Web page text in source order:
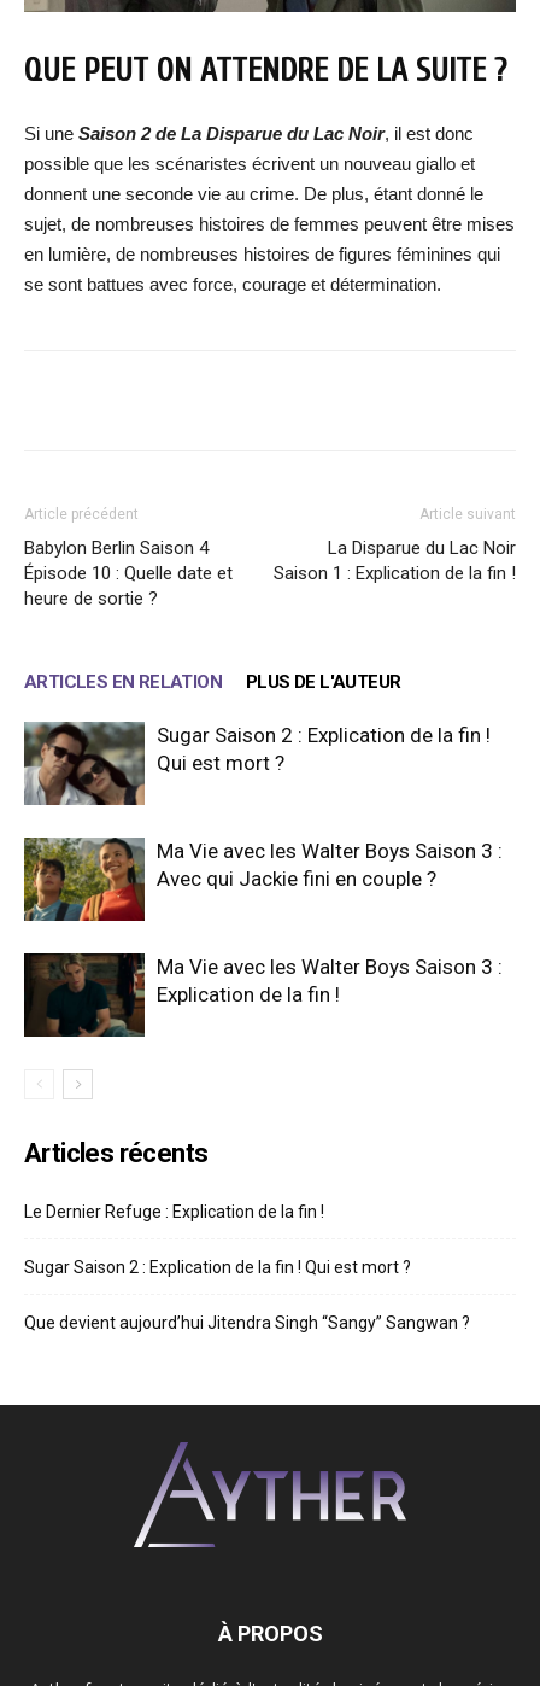
QUE PEUT ON ATTENDRE DE LA SUITE ?
Si une Saison 2 de La Disparue du Lac Noir, il est donc
possible que les scénaristes écrivent un nouveau giallo et
donnent une seconde vie au crime. De plus, étant donné le
sujet, de nombreuses histoires de femmes peuvent être mises
en lumière, de nombreuses histoires de figures féminines qui
se sont battues avec force, courage et détermination.
Article précédent
Babylon Berlin Saison 4
Épisode 10 : Quelle date et
heure de sortie ?
Article suivant
La Disparue du Lac Noir
Saison 1 : Explication de la fin !
ARTICLES EN RELATION PLUS DE L'AUTEUR
Sugar Saison 2 : Explication de la fin !
Qui est mort ?
Ma Vie avec les Walter Boys Saison 3 :
Avec qui Jackie fini en couple ?
Ma Vie avec les Walter Boys Saison 3 :
Explication de la fin !
Articles récents
Le Dernier Refuge : Explication de la fin !
Sugar Saison 2 : Explication de la fin ! Qui est mort ?
Que devient aujourd’hui Jitendra Singh “Sangy” Sangwan ?
À PROPOS